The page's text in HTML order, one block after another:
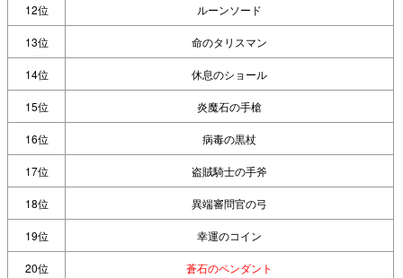
12位 ルーンソード
13位 命のタリスマン
14位 休息のショール
15位 炎魔石の手槍
16位 病毒の黒杖
17位 盗賊騎士の手斧
18位 異端審問官の弓
19位 幸運のコイン
20位 蒼石のペンダント